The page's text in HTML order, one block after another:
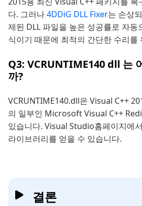
다. 그러나4DDiG DLL Fixer는 손상
제된 DLL 파일을 높은 성공률로 자동
식이기 때문에 최적의 간단한 수리를
Q3: VCRUNTIME140 dll 는
까?
VCRUNTIME140.dll은 Visual C++
의 일부인 Microsoft Visual C++
있습니다. Visual Studio홈페이지에
라이브러리를 얻을 수 있습니다.
결론